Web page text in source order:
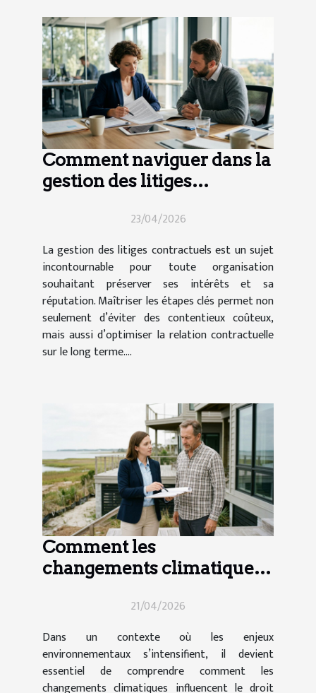
Comment naviguer dans la
gestion des litiges
23/04/2026
La gestion des litiges contractuels est un sujet
incontournable pour toute organisation
souhaitant préserver ses intérêts et sa
réputation. Maîtriser les étapes clés permet non
seulement d’éviter des contentieux coûteux,
mais aussi d’optimiser la relation contractuelle
sur le long terme....
Comment les
changements climatiques
immobilier ?21/04/2026
Dans un contexte où les enjeux
environnementaux s’intensifient, il devient
essentiel de comprendre comment les
changements climatiques influencent le droit